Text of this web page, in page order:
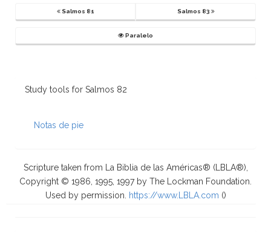
Salmos 81 Salmos 83
Paralelo
Study tools for Salmos 82
Notas de pie
Scripture taken from La Biblia de las Américas® (LBLA®),
Copyright © 1986, 1995, 1997 by The Lockman Foundation.
Used by permission.
https://www.LBLA.com ()